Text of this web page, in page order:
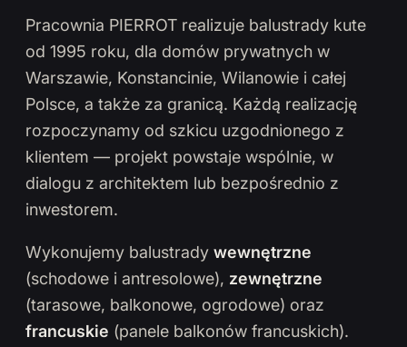
Pracownia PIERROT realizuje balustrady kute
od 1995 roku, dla domów prywatnych w
Warszawie, Konstancinie, Wilanowie i całej
Polsce, a także za granicą. Każdą realizację
rozpoczynamy od szkicu uzgodnionego z
klientem — projekt powstaje wspólnie, w
dialogu z architektem lub bezpośrednio z
inwestorem.
Wykonujemy balustrady wewnętrzne
(schodowe i antresolowe), zewnętrzne
(tarasowe, balkonowe, ogrodowe) oraz
francuskie (panele balkonów francuskich).